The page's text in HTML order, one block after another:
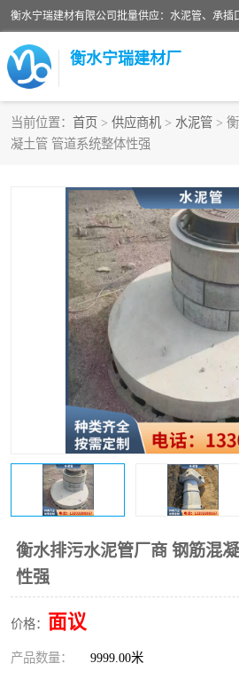
衡水宁瑞建材厂
当前位置： 首页 > 供应商机 > 水泥管 >
凝土管 管道系统整体性强
衡水排污水泥管厂商 钢筋混
性强
价格： 面议
产品数量： 9999.00米
检查井
水泥检查井 水
圆形检查井 矩
混凝土检查井 预
企口水泥管 钢